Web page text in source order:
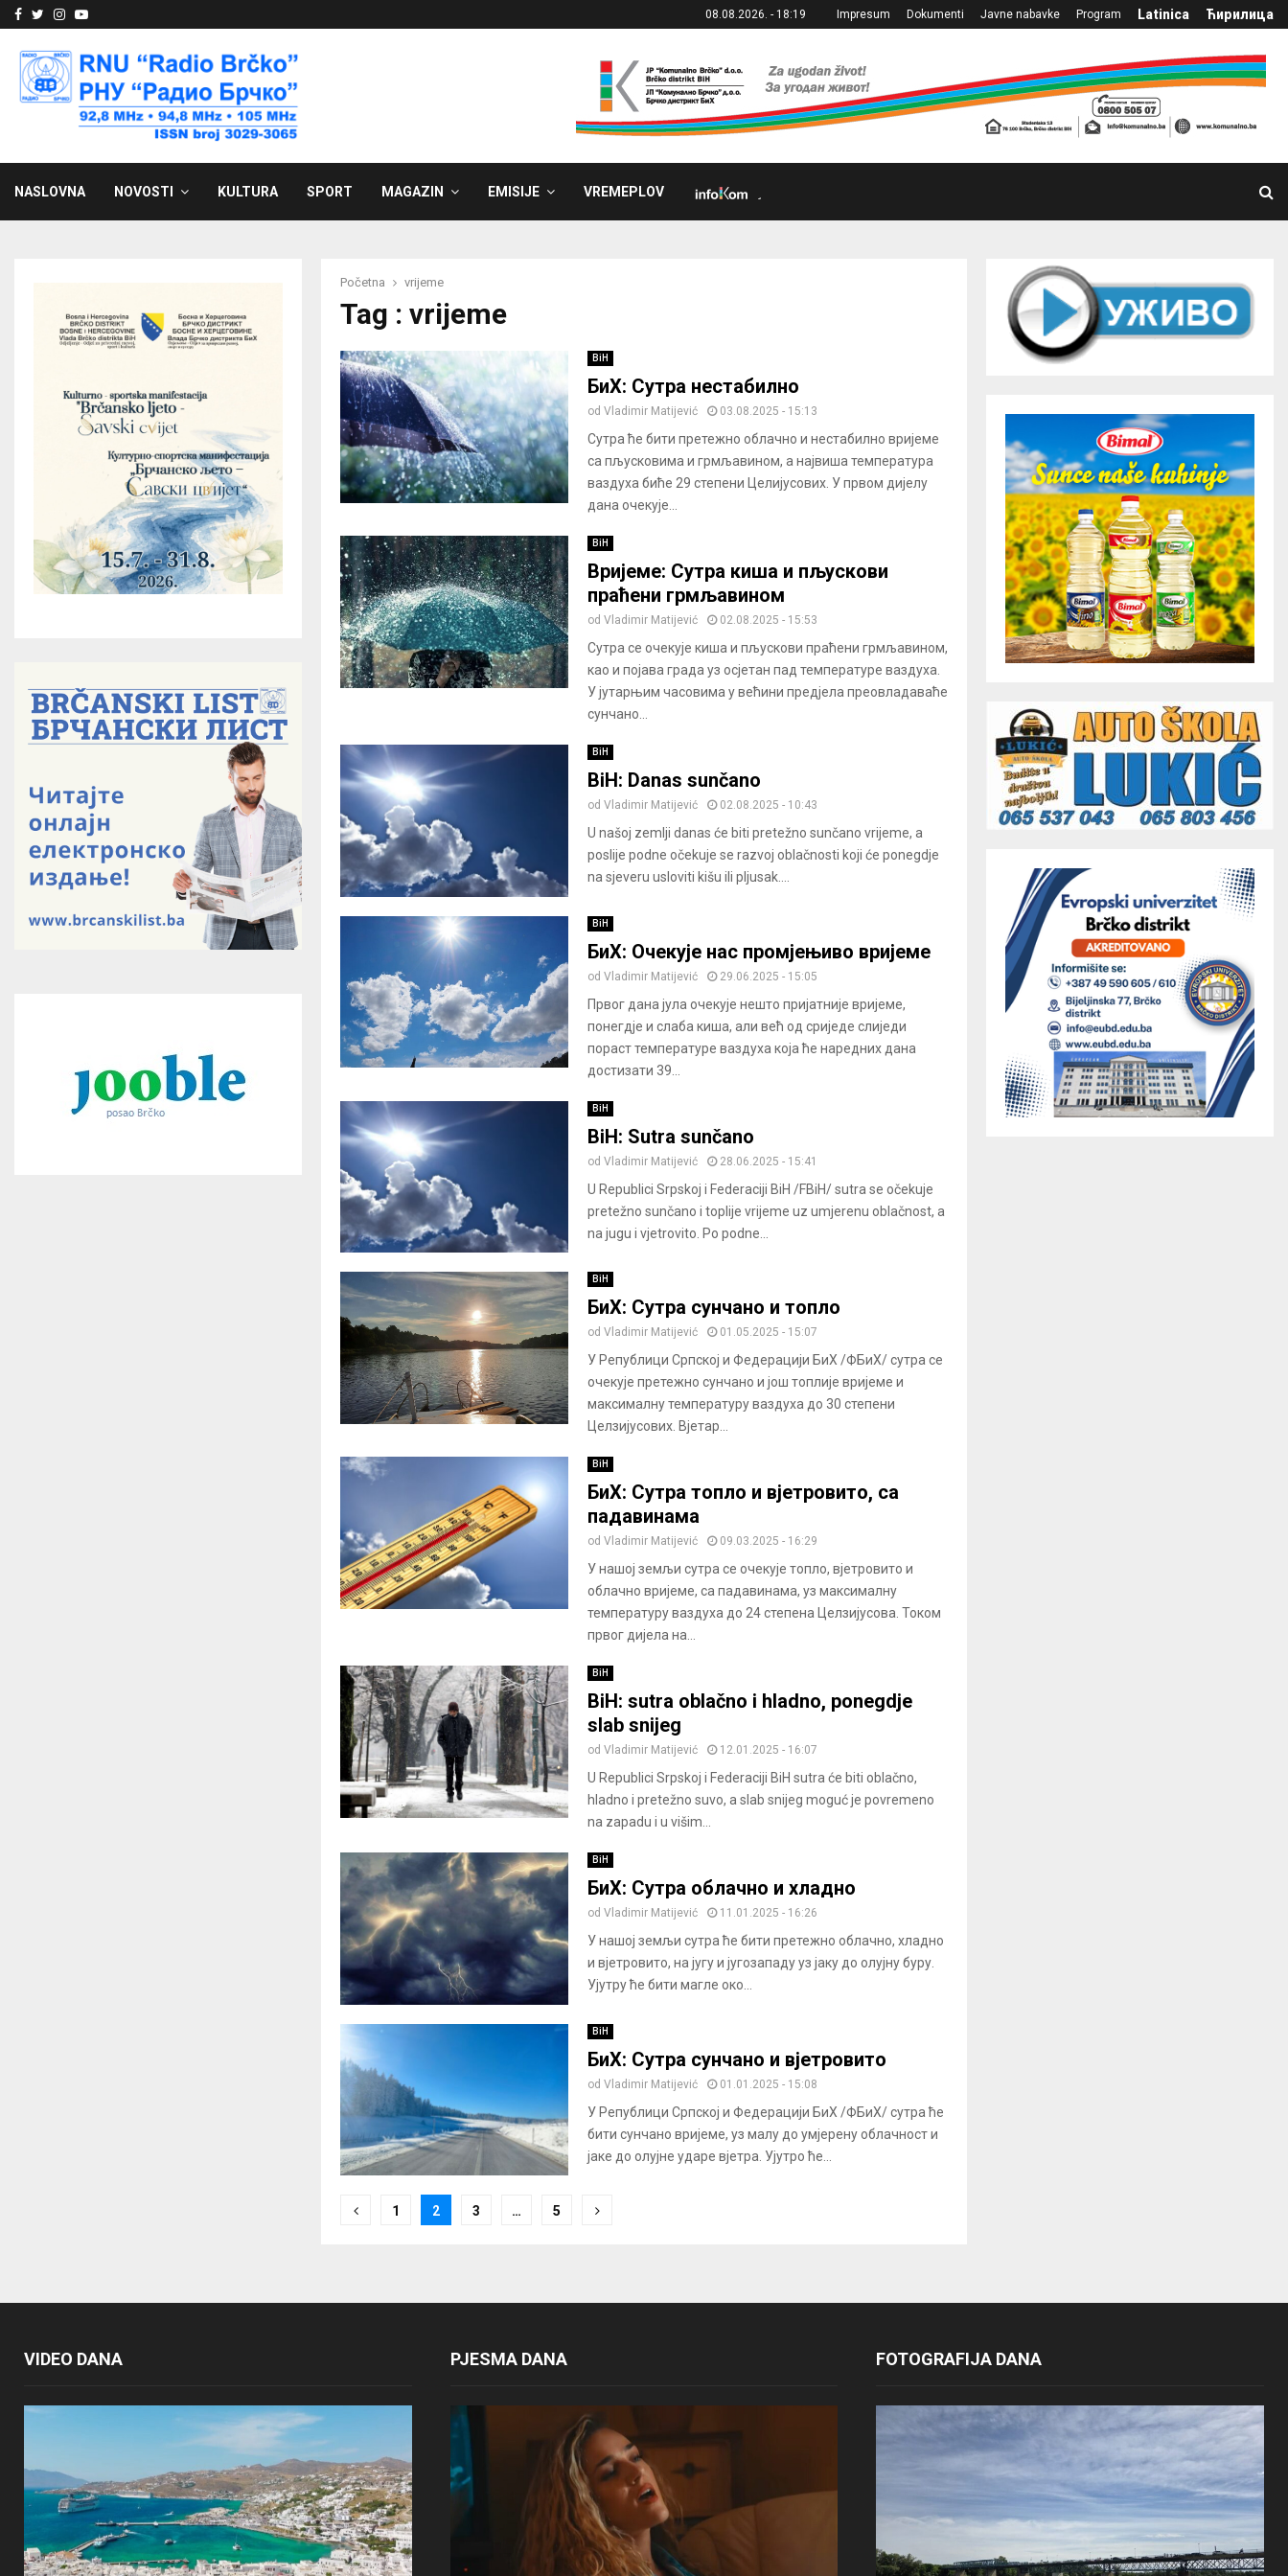
Facebook
Twitter
Instagram
Youtube 08.08.2026. - 18:19 Impresum Dokumenti Javne nabavke Program Latinica Ћирилица
NASLOVNA NOVOSTI KULTURA SPORT MAGAZIN EMISIJE VREMEPLOV
Početna vrijeme
Tag : vrijeme
BiH
БиХ: Сутра нестабилно
od Vladimir Matijević 03.08.2025 - 15:13
Сутра ће бити претежно облачно и нестабилно вријеме
са пљусковима и грмљавином, а највиша температура
ваздуха биће 29 степени Целијусових. У првом дијелу
дана очекује...
BiH
Вријеме: Сутра киша и пљускови
праћени грмљавином
od Vladimir Matijević 02.08.2025 - 15:53
Сутра се очекује киша и пљускови праћени грмљавином,
као и појава града уз осјетан пад температуре ваздуха.
У јутарњим часовима у већини предјела преовладаваће
сунчано...
BiH
BiH: Danas sunčano
od Vladimir Matijević 02.08.2025 - 10:43
U našoj zemlji danas će biti pretežno sunčano vrijeme, a
poslije podne očekuje se razvoj oblačnosti koji će ponegdje
na sjeveru usloviti kišu ili pljusak....
BiH
БиХ: Очекује нас промјењиво вријеме
od Vladimir Matijević 29.06.2025 - 15:05
Првог дана јула очекује нешто пријатније вријеме,
понегдје и слаба киша, али већ од сриједе слиједи
пораст температуре ваздуха која ће наредних дана
достизати 39...
BiH
BiH: Sutra sunčano
od Vladimir Matijević 28.06.2025 - 15:41
U Republici Srpskoj i Federaciji BiH /FBiH/ sutra se očekuje
pretežno sunčano i toplije vrijeme uz umjerenu oblačnost, a
na jugu i vjetrovito. Po podne...
BiH
БиХ: Сутра сунчано и топло
od Vladimir Matijević 01.05.2025 - 15:07
У Републици Српској и Федерацији БиХ /ФБиХ/ сутра се
очекује претежно сунчано и још топлије вријеме и
максималну температуру ваздуха до 30 степени
Целзијусових. Вјетар...
BiH
БиХ: Сутра топло и вјетровито, са
падавинама
od Vladimir Matijević 09.03.2025 - 16:29
У нашој земљи сутра се очекује топло, вјетровито и
облачно вријеме, са падавинама, уз максималну
температуру ваздуха до 24 степена Целзијусова. Током
првог дијела на...
BiH
BiH: sutra oblačno i hladno, ponegdje
slab snijeg
od Vladimir Matijević 12.01.2025 - 16:07
U Republici Srpskoj i Federaciji BiH sutra će biti oblačno,
hladno i pretežno suvo, a slab snijeg moguć je povremeno
na zapadu i u višim...
BiH
БиХ: Сутра облачно и хладно
od Vladimir Matijević 11.01.2025 - 16:26
У нашој земљи сутра ће бити претежно облачно, хладно
и вјетровито, на југу и југозападу уз јаку до олујну буру.
Ујутру ће бити магле око...
BiH
БиХ: Сутра сунчано и вјетровито
od Vladimir Matijević 01.01.2025 - 15:08
У Републици Српској и Федерацији БиХ /ФБиХ/ сутра ће
бити сунчано вријеме, уз малу до умјерену облачност и
јаке до олујне ударе вјетра. Ујутро ће...
Posts
1 2 3 … 5
VIDEO DANA PJESMA DANA FOTOGRAFIJA DANA